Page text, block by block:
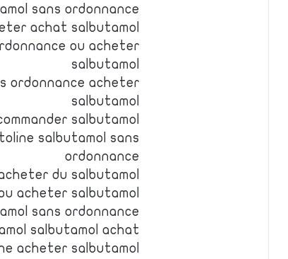
sans ordonnance
achat salbutamol
ou acheter
salbutamol
ordonnance acheter
salbutamol
salbutamol
salbutamol sans
ordonnance
du salbutamol
acheter salbutamol
sans ordonnance
salbutamol achat
acheter salbutamol